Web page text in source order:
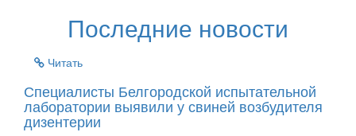
Последние новости
Читать
Специалисты Белгородской испытательной
лаборатории выявили у свиней возбудителя
дизентерии